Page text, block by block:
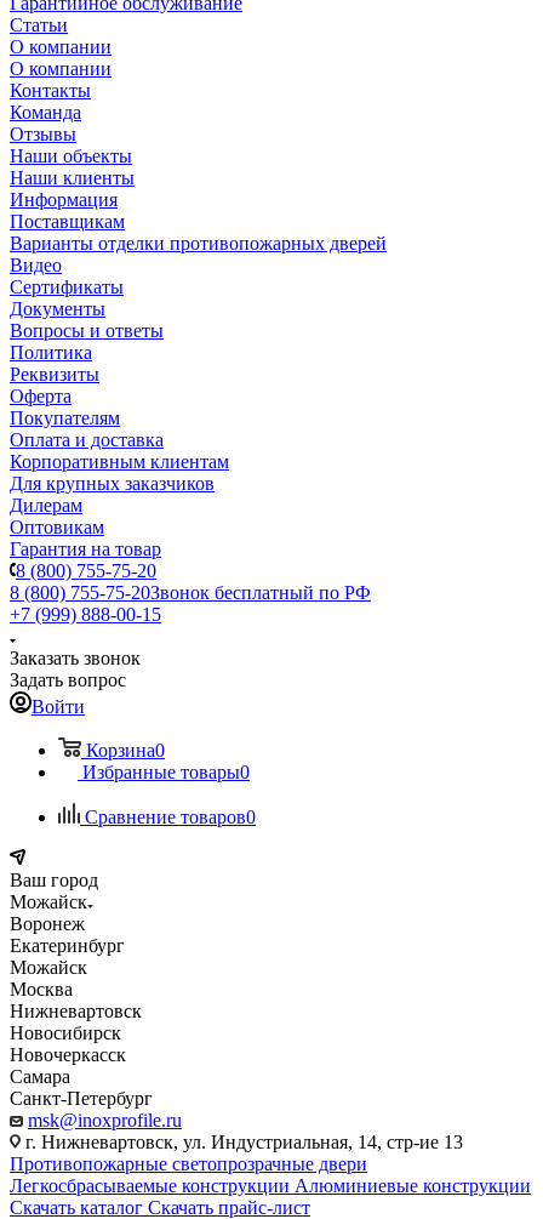
Статьи
О компании
О компании
Контакты
Команда
Отзывы
Наши объекты
Наши клиенты
Информация
Поставщикам
Варианты отделки противопожарных дверей
Видео
Сертификаты
Документы
Вопросы и ответы
Политика
Реквизиты
Оферта
Покупателям
Оплата и доставка
Корпоративным клиентам
Для крупных заказчиков
Дилерам
Оптовикам
Гарантия на товар
8 (800) 755-75-20
8 (800) 755-75-20Звонок бесплатный по РФ
+7 (999) 888-00-15
Заказать звонок
Задать вопрос
Войти
Корзина0
Избранные товары0
Сравнение товаров0
Ваш город
Можайск
Воронеж
Екатеринбург
Можайск
Москва
Нижневартовск
Новосибирск
Новочеркасск
Самара
Санкт-Петербург
msk@inoxprofile.ru
г. Нижневартовск, ул. Индустриальная, 14, стр-ие 13
Противопожарные светопрозрачные двери
Легкосбрасываемые конструкции Алюминиевые конструкции
Скачать каталог Скачать прайс-лист